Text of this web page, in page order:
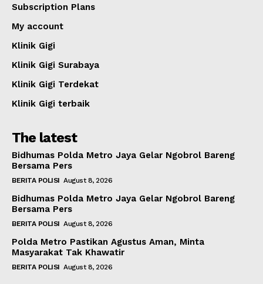
Subscription Plans
My account
Klinik Gigi
Klinik Gigi Surabaya
Klinik Gigi Terdekat
Klinik Gigi terbaik
The latest
Bidhumas Polda Metro Jaya Gelar Ngobrol Bareng
Bersama Pers
BERITA POLISI August 8, 2026
Bidhumas Polda Metro Jaya Gelar Ngobrol Bareng
Bersama Pers
BERITA POLISI August 8, 2026
Polda Metro Pastikan Agustus Aman, Minta
Masyarakat Tak Khawatir
BERITA POLISI August 8, 2026